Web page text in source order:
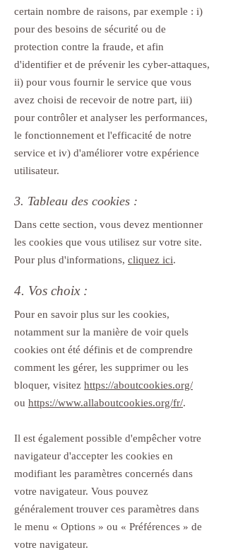
certain nombre de raisons, par exemple : i)
pour des besoins de sécurité ou de
protection contre la fraude, et afin
d'identifier et de prévenir les cyber-attaques,
ii) pour vous fournir le service que vous
avez choisi de recevoir de notre part, iii)
pour contrôler et analyser les performances,
le fonctionnement et l'efficacité de notre
service et iv) d'améliorer votre expérience
utilisateur.
3. Tableau des cookies :
Dans cette section, vous devez mentionner
les cookies que vous utilisez sur votre site.
Pour plus d'informations, cliquez ici.
4. Vos choix :
Pour en savoir plus sur les cookies,
notamment sur la manière de voir quels
cookies ont été définis et de comprendre
comment les gérer, les supprimer ou les
bloquer, visitez https://aboutcookies.org/
ou https://www.allaboutcookies.org/fr/.
Il est également possible d'empêcher votre
navigateur d'accepter les cookies en
modifiant les paramètres concernés dans
votre navigateur. Vous pouvez
généralement trouver ces paramètres dans
le menu « Options » ou « Préférences » de
votre navigateur.